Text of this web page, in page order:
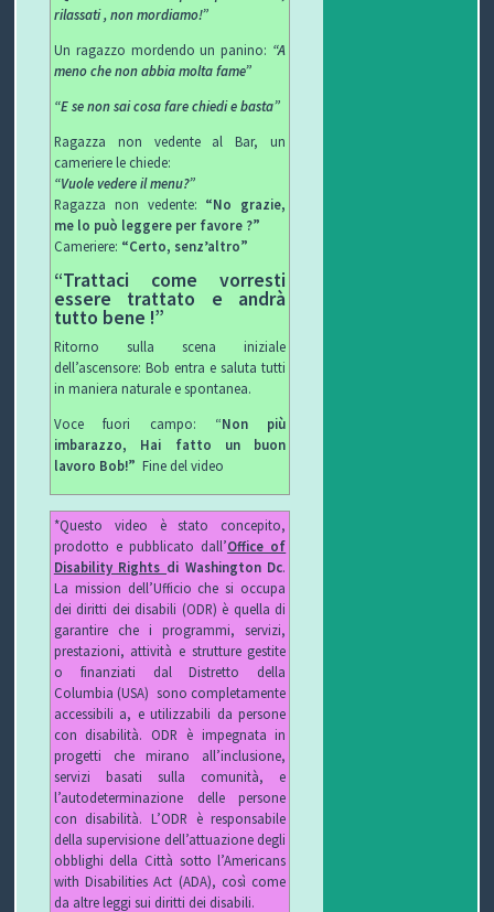
rilassati , non mordiamo!”
Un ragazzo mordendo un panino: “A
meno che non abbia molta fame”
“E se non sai cosa fare chiedi e basta”
Ragazza non vedente al Bar, un
cameriere le chiede:
“Vuole vedere il menu?”
Ragazza non vedente: “No grazie,
me lo può leggere per favore ?”
Cameriere: “Certo, senz’altro”
“Trattaci come vorresti
essere trattato e andrà
tutto bene !”
Ritorno sulla scena iniziale
dell’ascensore: Bob entra e saluta tutti
in maniera naturale e spontanea.
Voce fuori campo: “Non più
imbarazzo, Hai fatto un buon
lavoro Bob!” Fine del video
*Questo video è stato concepito,
prodotto e pubblicato dall’Office of
Disability Rights di Washington Dc.
La mission dell’Ufficio che si occupa
dei diritti dei disabili (ODR) è quella di
garantire che i programmi, servizi,
prestazioni, attività e strutture gestite
o finanziati dal Distretto della
Columbia (USA) sono completamente
accessibili a, e utilizzabili da persone
con disabilità. ODR è impegnata in
progetti che mirano all’inclusione,
servizi basati sulla comunità, e
l’autodeterminazione delle persone
con disabilità. L’ODR è responsabile
della supervisione dell’attuazione degli
obblighi della Città sotto l’Americans
with Disabilities Act (ADA), così come
da altre leggi sui diritti dei disabili.